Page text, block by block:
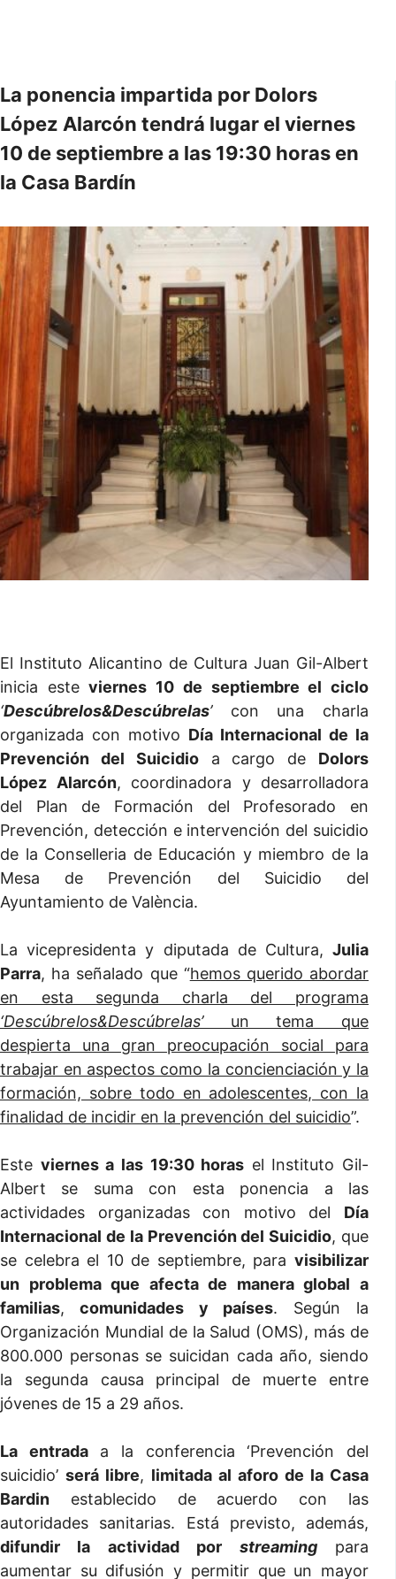
La ponencia impartida por Dolors
López Alarcón tendrá lugar el viernes
10 de septiembre a las 19:30 horas en
la Casa Bardín
El Instituto Alicantino de Cultura Juan Gil-Albert
inicia esteviernes 10 de septiembre el ciclo
‘Descúbrelos&Descúbrelas’con una charla
organizada con motivo Día Internacional de la
Prevención del Suicidioa cargo de Dolors
López Alarcón, coordinadora y desarrolladora
del Plan de Formación del Profesorado en
Prevención, detección e intervención del suicidio
de la Conselleria de Educación y miembro de la
Mesa de Prevención del Suicidio del
Ayuntamiento de València.
La vicepresidenta y diputada de Cultura, Julia
Parra, ha señalado que “hemos querido abordar
en esta segunda charla del programa
‘Descúbrelos&Descúbrelas’un tema que
despierta una gran preocupación social para
trabajar en aspectos como la concienciación y la
formación, sobre todo en adolescentes, con la
finalidad de incidir en la prevención del suicidio”.
Este viernes a las 19:30 horas el Instituto Gil-
Albert se suma con esta ponencia a las
actividades organizadas con motivo del Día
Internacional de la Prevención del Suicidio, que
se celebra el 10 de septiembre, para visibilizar
un problema que afecta de manera global a
familias, comunidades y países. Según la
Organización Mundial de la Salud (OMS), más de
800.000 personas se suicidan cada año, siendo
la segunda causa principal de muerte entre
jóvenes de 15 a 29 años.
La entradaa la conferencia ‘Prevención del
suicidio’ será libre, limitada al aforo de la Casa
Bardin establecido de acuerdo con las
autoridades sanitarias. Está previsto, además,
difundir la actividad por streamingpara
aumentar su difusión y permitir que un mayor